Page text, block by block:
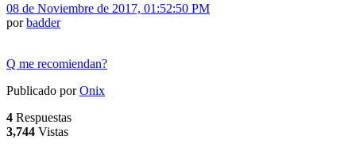
08 de Noviembre de 2017, 01:52:50 PM
porbadder
Q me recomiendan?
Publicado porOnix
4 Respuestas
3,744 Vistas